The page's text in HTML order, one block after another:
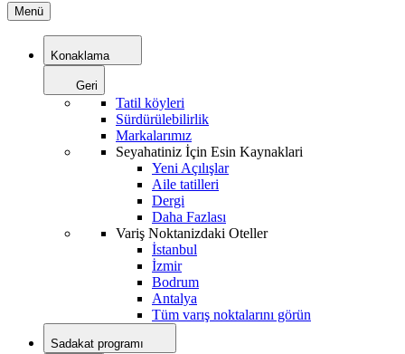
Menü
Konaklama
Geri
Tatil köyleri
Sürdürülebilirlik
Markalarımız
Seyahatiniz İçin Esin Kaynaklari
Yeni Açılışlar
Aile tatilleri
Dergi
Daha Fazlası
Variş Noktanizdaki Oteller
İstanbul
İzmir
Bodrum
Antalya
Tüm varış noktalarını görün
Sadakat programı